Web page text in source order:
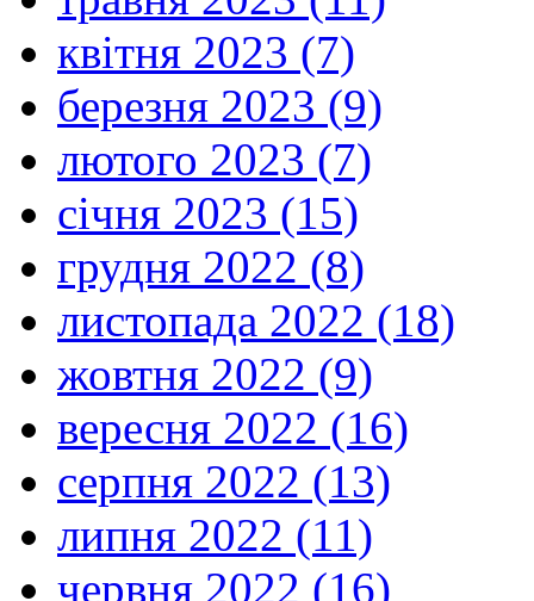
квітня 2023 (7)
березня 2023 (9)
лютого 2023 (7)
січня 2023 (15)
грудня 2022 (8)
листопада 2022 (18)
жовтня 2022 (9)
вересня 2022 (16)
серпня 2022 (13)
липня 2022 (11)
червня 2022 (16)